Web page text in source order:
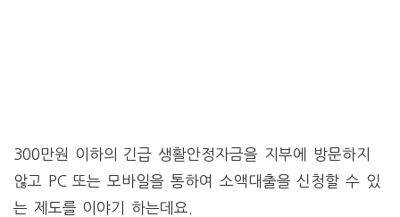
300만원 이하의 긴급 생활안정자금을 지부에 방문하지
않고 PC 또는 모바일을 통하여 소액대출을 신청할 수 있
는 제도를 이야기 하는데요.